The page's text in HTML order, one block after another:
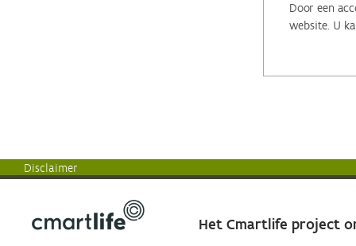
Door een
website. U
Disclaimer
Het Cmartlife project